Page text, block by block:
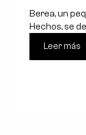
Berea, un
Hechos, se
Leer más